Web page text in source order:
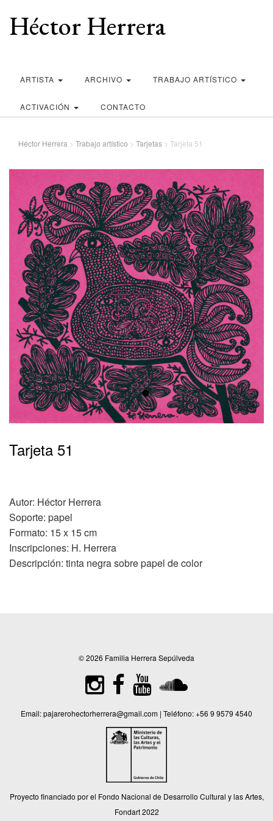
Héctor Herrera
ARTISTA ARCHIVO TRABAJO ARTÍSTICO
ACTIVACIÓN CONTACTO
Héctor Herrera > Trabajo artístico > Tarjetas > Tarjeta 51
•
Tarjeta 51
Autor: Héctor Herrera
Soporte: papel
Formato: 15 x 15 cm
Inscripciones: H. Herrera
Descripción: tinta negra sobre papel de color
© 2026 Familia Herrera Sepúlveda
Email:pajarerohectorherrera@gmail.com | Teléfono:+56 9 9579 4540
Proyecto financiado por el Fondo Nacional de Desarrollo Cultural y las Artes,
Fondart 2022